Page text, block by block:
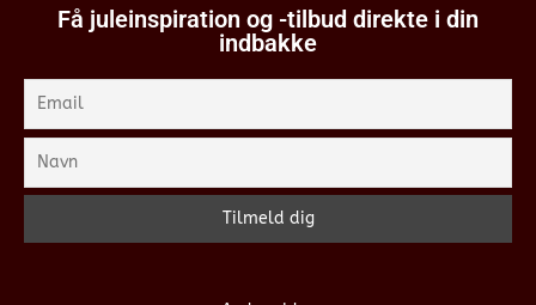
Få juleinspiration og -tilbud direkte i din
indbakke